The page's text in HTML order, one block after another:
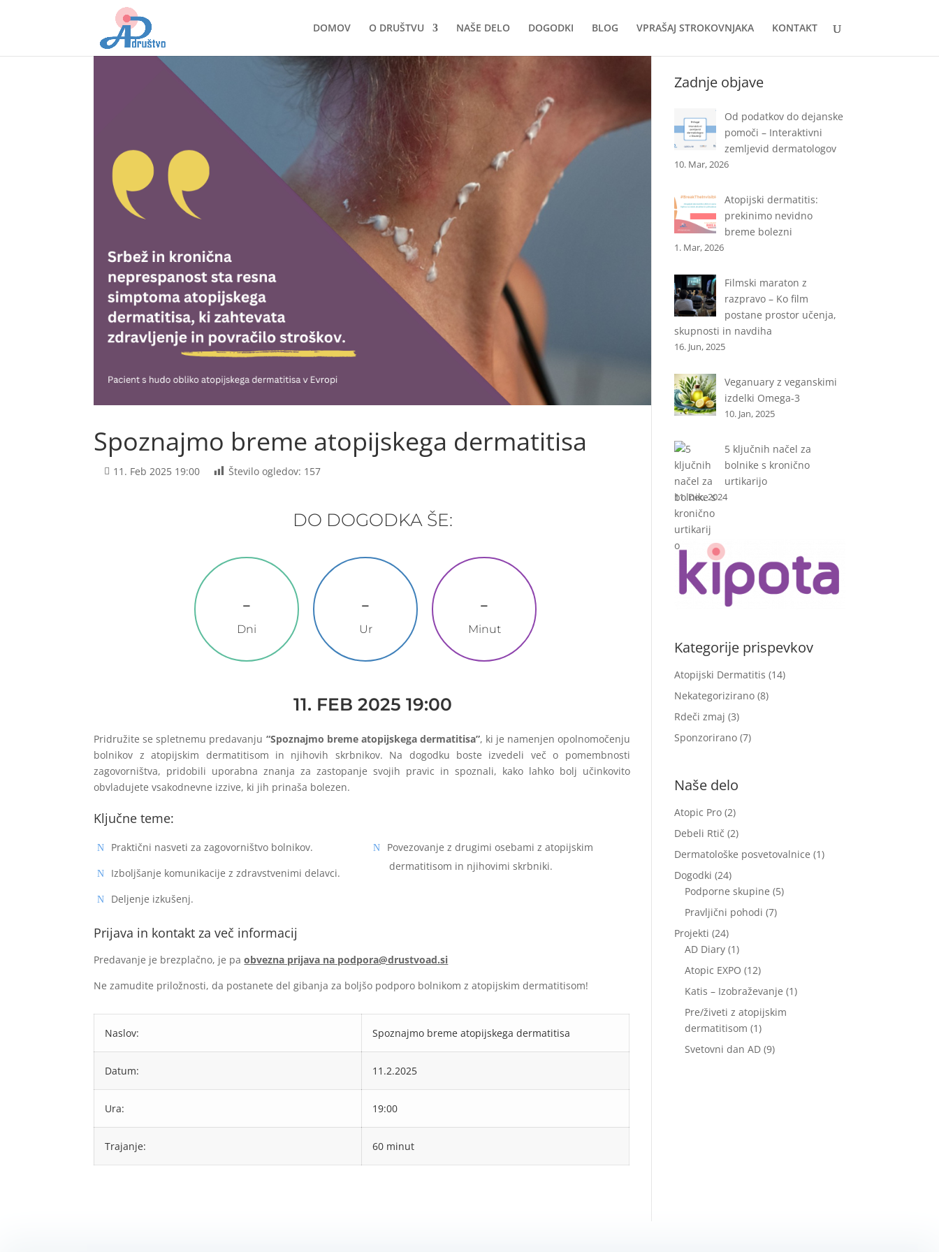
DOMOV O DRUŠTVU NAŠE DELO DOGODKI BLOG VPRAŠAJ STROKOVNJAKA KONTAKT
Spoznajmo breme atopijskega dermatitisa
11. Feb 2025 19:00 Število ogledov: 157
DO DOGODKA ŠE:
-
Dni
-
Ur
-
Minut
11. FEB 2025 19:00
Pridružite se spletnemu predavanju “Spoznajmo breme atopijskega dermatitisa”, ki je namenjen opolnomočenju
bolnikov z atopijskim dermatitisom in njihovih skrbnikov. Na dogodku boste izvedeli več o pomembnosti
zagovorništva, pridobili uporabna znanja za zastopanje svojih pravic in spoznali, kako lahko bolj učinkovito
obvladujete vsakodnevne izzive, ki jih prinaša bolezen.
Ključne teme:
Praktični nasveti za zagovorništvo bolnikov.
Izboljšanje komunikacije z zdravstvenimi delavci.
Deljenje izkušenj.
Povezovanje z drugimi osebami z atopijskim
dermatitisom in njihovimi skrbniki.
Prijava in kontakt za več informacij
Predavanje je brezplačno, je paobvezna prijava na podpora@drustvoad.si
Ne zamudite priložnosti, da postanete del gibanja za boljšo podporo bolnikom z atopijskim dermatitisom!
Naslov: Spoznajmo breme atopijskega dermatitisa
Datum: 11.2.2025
Ura: 19:00
Trajanje: 60 minut
Zadnje objave
Od podatkov do dejanske
pomoči – Interaktivni
zemljevid dermatologov
10. Mar, 2026
Atopijski dermatitis:
prekinimo nevidno
breme bolezni
1. Mar, 2026
Filmski maraton z
razpravo – Ko film
postane prostor učenja,
skupnosti in navdiha
16. Jun, 2025
Veganuary z veganskimi
izdelki Omega-3
10. Jan, 2025
5 ključnih načel za
bolnike s kronično
urtikarijo
11. Dec, 2024
Kategorije prispevkov
Atopijski Dermatitis (14)
Nekategorizirano(8)
Rdeči zmaj (3)
Sponzorirano(7)
Naše delo
Atopic Pro(2)
Debeli Rtič (2)
Dermatološke posvetovalnice (1)
Dogodki (24)
Podporne skupine (5)
Pravljični pohodi (7)
Projekti (24)
AD Diary(1)
Atopic EXPO (12)
Katis – Izobraževanje (1)
Pre/živeti z atopijskim
dermatitisom (1)
Svetovni dan AD(9)